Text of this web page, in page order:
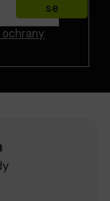
ochrany
se